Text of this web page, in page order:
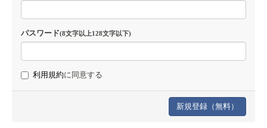
パスワード(8文字以上128文字以下)
利用規約に同意する